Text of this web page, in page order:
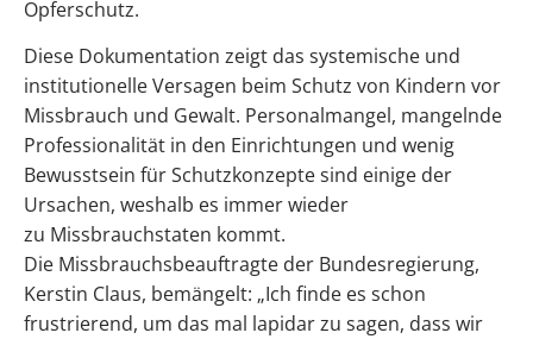
Opferschutz.
Diese Dokumentation zeigt das systemische und
institutionelle Versagen beim Schutz von Kindern vor
Missbrauch und Gewalt. Personalmangel, mangelnde
Professionalität in den Einrichtungen und wenig
Bewusstsein für Schutzkonzepte sind einige der
Ursachen, weshalb es immer wieder
zu Missbrauchstaten kommt.
Die Missbrauchsbeauftragte der Bundesregierung,
Kerstin Claus, bemängelt: „Ich finde es schon
frustrierend, um das mal lapidar zu sagen, dass wir